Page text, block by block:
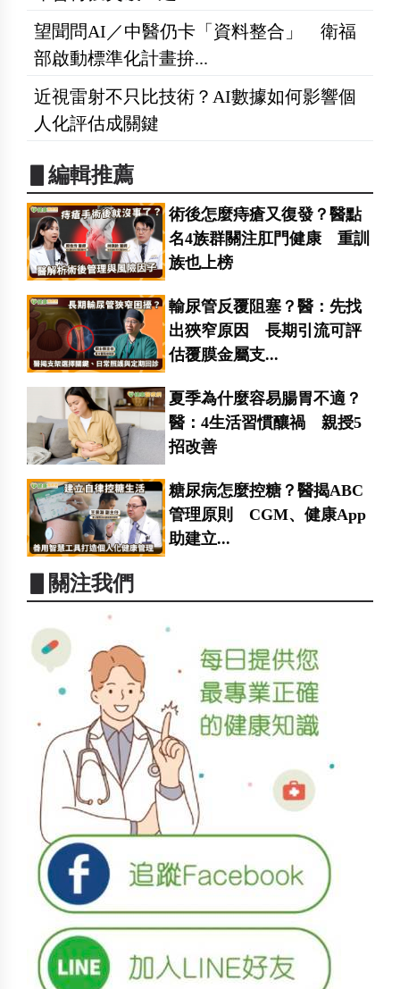
望聞問AI／中醫仍卡「資料整合」 衛福
部啟動標準化計畫拚...
近視雷射不只比技術？AI數據如何影響個
人化評估成關鍵
▋編輯推薦
術後怎麼痔瘡又復發？醫點
名4族群關注肛門健康 重訓
族也上榜
輸尿管反覆阻塞？醫：先找
出狹窄原因 長期引流可評
估覆膜金屬支...
夏季為什麼容易腸胃不適？
醫：4生活習慣釀禍 親授5
招改善
糖尿病怎麼控糖？醫揭ABC
管理原則 CGM、健康App
助建立...
▋關注我們